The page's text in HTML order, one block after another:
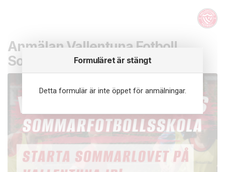
Formuläret är stängt
Detta formulär är inte öppet för anmälningar.
Anmälan Vallentuna Fotboll
Sommarfotbollsskola